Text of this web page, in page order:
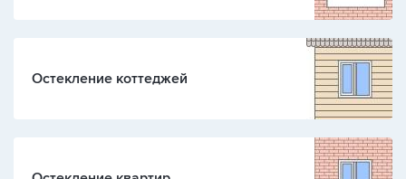
Остекление коттеджей